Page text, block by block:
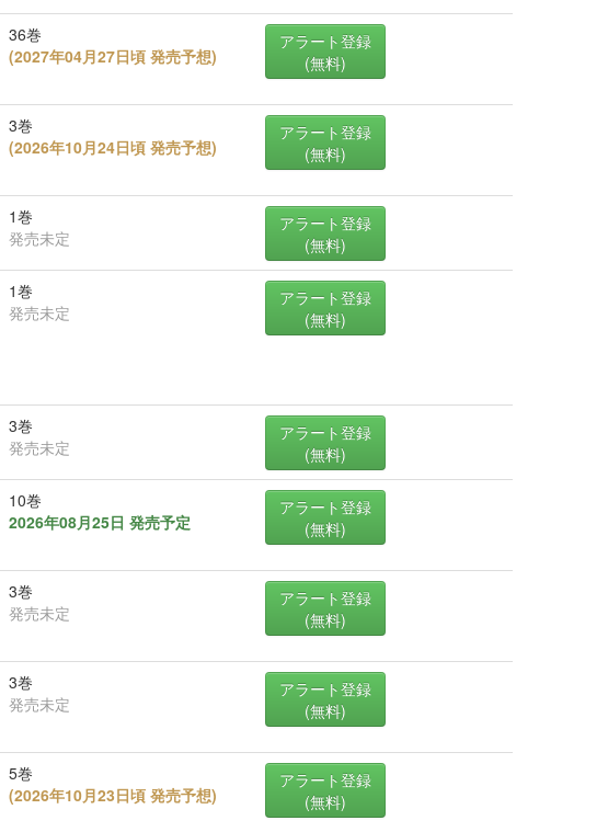
36巻
(2027年04月27日頃 発売予想)
アラート登録
(無料)
3巻
(2026年10月24日頃 発売予想)
アラート登録
(無料)
1巻
発売未定
アラート登録
(無料)
1巻
発売未定
アラート登録
(無料)
3巻
発売未定
アラート登録
(無料)
10巻
2026年08月25日 発売予定
アラート登録
(無料)
3巻
発売未定
アラート登録
(無料)
3巻
発売未定
アラート登録
(無料)
5巻
(2026年10月23日頃 発売予想)
アラート登録
(無料)